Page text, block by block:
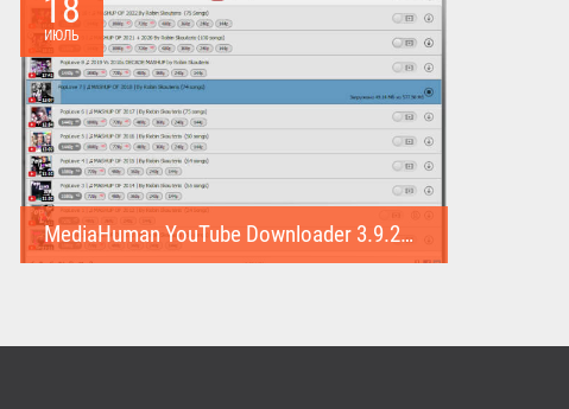
18
ИЮЛЬ
MediaHuman YouTube Downloader 3.9.22 (1007) (Repack & Portable)